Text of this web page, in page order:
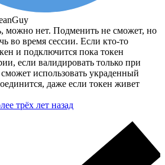
можно нет. Подменить не сможет, но
во время сессии. Если кто-то
и подключится пока токен
если валидировать только при
использовать украденный
даже если токен живет
трёх лет назад